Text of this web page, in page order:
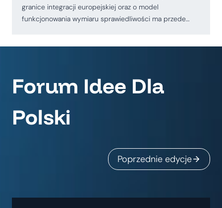
granice integracji europejskiej oraz o model
funkcjonowania wymiaru sprawiedliwości ma przede…
Forum Idee Dla
Polski
Poprzednie edycje